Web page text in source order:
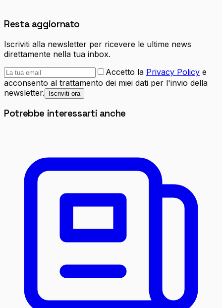
Resta aggiornato
Iscriviti alla newsletter per ricevere le ultime news
direttamente nella tua inbox.
Accetto la Privacy Policy e
acconsento al trattamento dei miei dati per l'invio della
newsletter.
Iscriviti ora
Potrebbe interessarti anche